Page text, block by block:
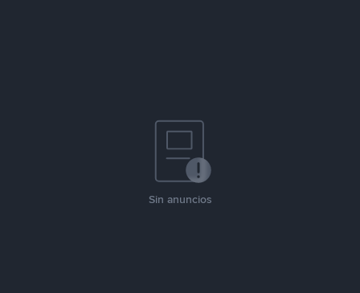
Sin anuncios